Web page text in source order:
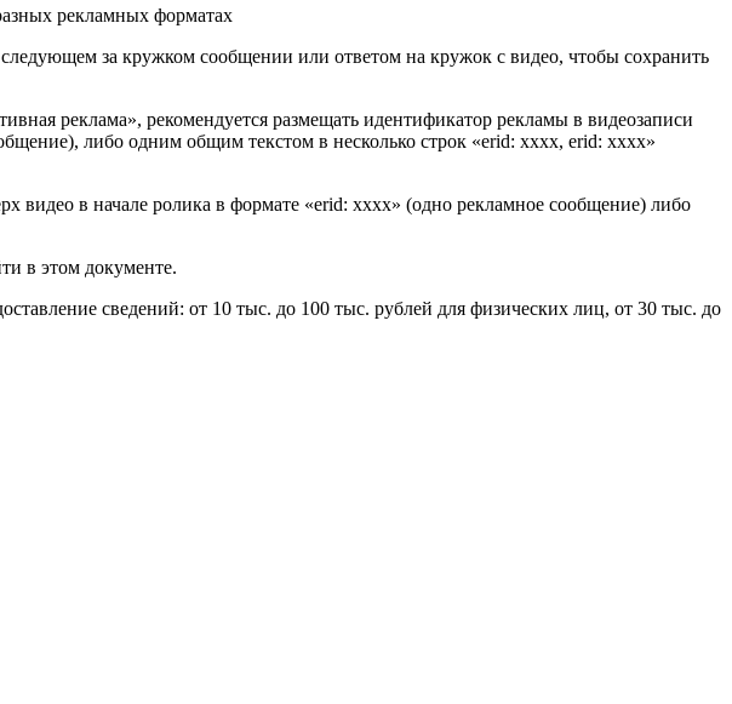
за кружком сообщении или ответом на кружок с видео, чтобы сохранить
реклама», рекомендуется размещать идентификатор рекламы в видеозаписи
либо одним общим текстом в несколько строк «erid: xxxx, erid: xxxx»
видео в начале ролика в формате «erid: xxxx» (одно рекламное сообщение) либо
в этом документе.
сведений: от 10 тыс. до 100 тыс. рублей для физических лиц, от 30 тыс. до